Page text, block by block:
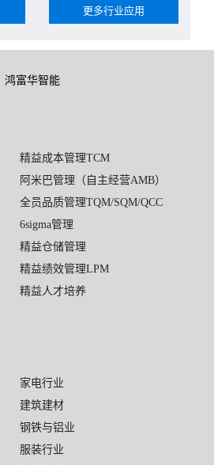
更多行业应用
鸿富华智能
精益成本管理TCM
阿米巴管理（自主经营AMB）
全员品质管理TQM/SQM/QCC
6sigma管理
精益仓储管理
精益绩效管理LPM
精益人才培养
家电行业
建筑建材
钢铁与铝业
服装行业